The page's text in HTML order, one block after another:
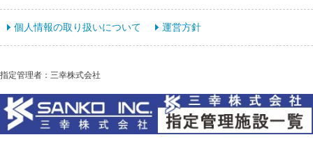
個人情報の取り扱いについて 運営方針
指定管理者：三幸株式会社